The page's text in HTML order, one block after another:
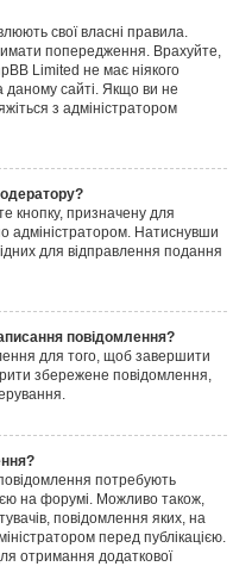
свої власні правила.
попередження. Врахуйте,
Limited не має ніякого
сайті. Якщо ви не
з адміністратором
кнопку, призначену для
адміністратором. Натиснувши
для відправлення подання
повідомлення?
для того, щоб завершити
збережене повідомлення,
потребують
на форумі. Можливо також,
повідомлення яких, на
перед публікацією.
отримання додаткової